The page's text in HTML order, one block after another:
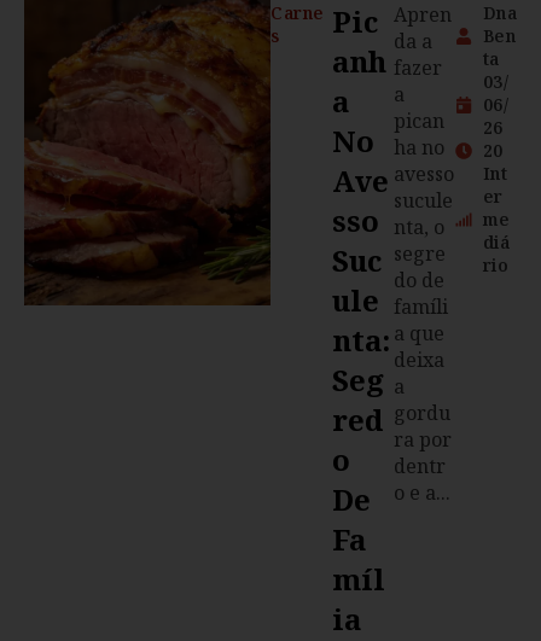
Carne
s
Pic
Anh
A
No
Ave
Sso
Suc
Ule
Nta:
Seg
Red
O
De
Fa
Míl
Ia
Apren
da a
fazer
a
pican
ha no
avesso
sucule
nta, o
segre
do de
famíli
a que
deixa
a
gordu
ra por
dentr
o e a...
Dna
Ben
ta
03/
06/
26
20
Int
er
me
diá
rio